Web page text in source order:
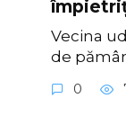
Vecina
de
0